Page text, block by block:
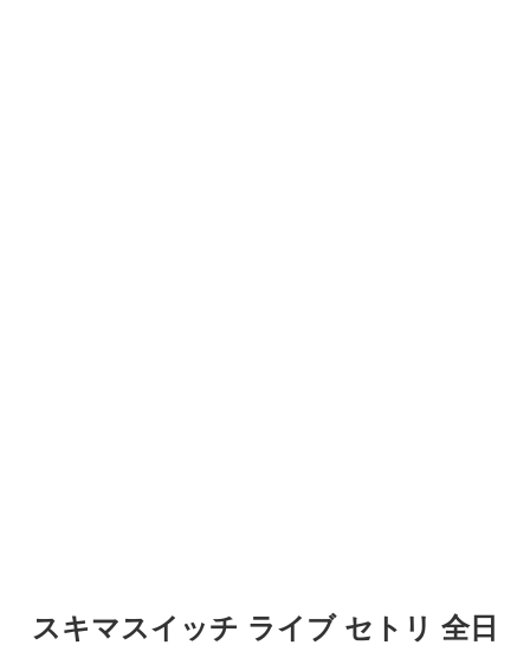
スキマスイッチ ライブ セトリ 全日